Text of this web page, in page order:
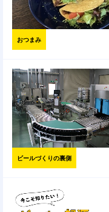
おつまみ
ビールづくりの裏側